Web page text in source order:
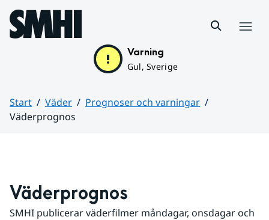
Hoppa till sidans innehåll
Varning
Gul, Sverige
Start Väder
Prognoser och varningar
Väderprognos
Väderprognos
SMHI publicerar väderfilmer måndagar, onsdagar och